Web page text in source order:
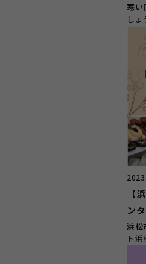
寒い
し
機
【
ン
浜松
ト